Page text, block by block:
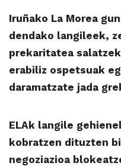
Iruñako La Morea
dendako langileek,
prekaritatea
erabiliz ospetsuak
daramatzate jada
ELAk langile
kobratzen dituzten
negoziazioa